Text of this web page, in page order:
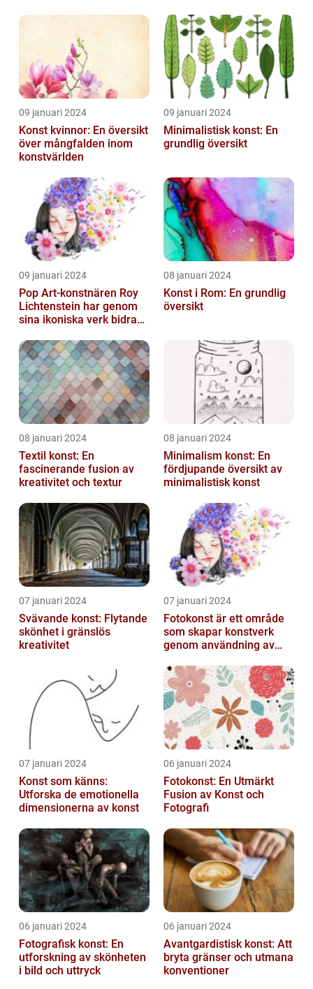
Utbildningsanstalter inom
09 januari 2024
Konst kvinnor: En översikt
över mångfalden inom
konstvärlden
09 januari 2024
Minimalistisk konst: En
grundlig översikt
09 januari 2024
Pop Art-konstnären Roy
Lichtenstein har genom
sina ikoniska verk bidragit
08 januari 2024
Konst i Rom: En grundlig
översikt
08 januari 2024
Textil konst: En
fascinerande fusion av
kreativitet och textur
08 januari 2024
Minimalism konst: En
fördjupande översikt av
minimalistisk konst
07 januari 2024
Svävande konst: Flytande
skönhet i gränslös
kreativitet
07 januari 2024
Fotokonst är ett område
som skapar konstverk
genom användning av
07 januari 2024
Konst som känns:
Utforska de emotionella
dimensionerna av konst
06 januari 2024
Fotokonst: En Utmärkt
Fusion av Konst och
Fotografi
06 januari 2024
Fotografisk konst: En
utforskning av skönheten
i bild och uttryck
06 januari 2024
Avantgardistisk konst: Att
bryta gränser och utmana
konventioner